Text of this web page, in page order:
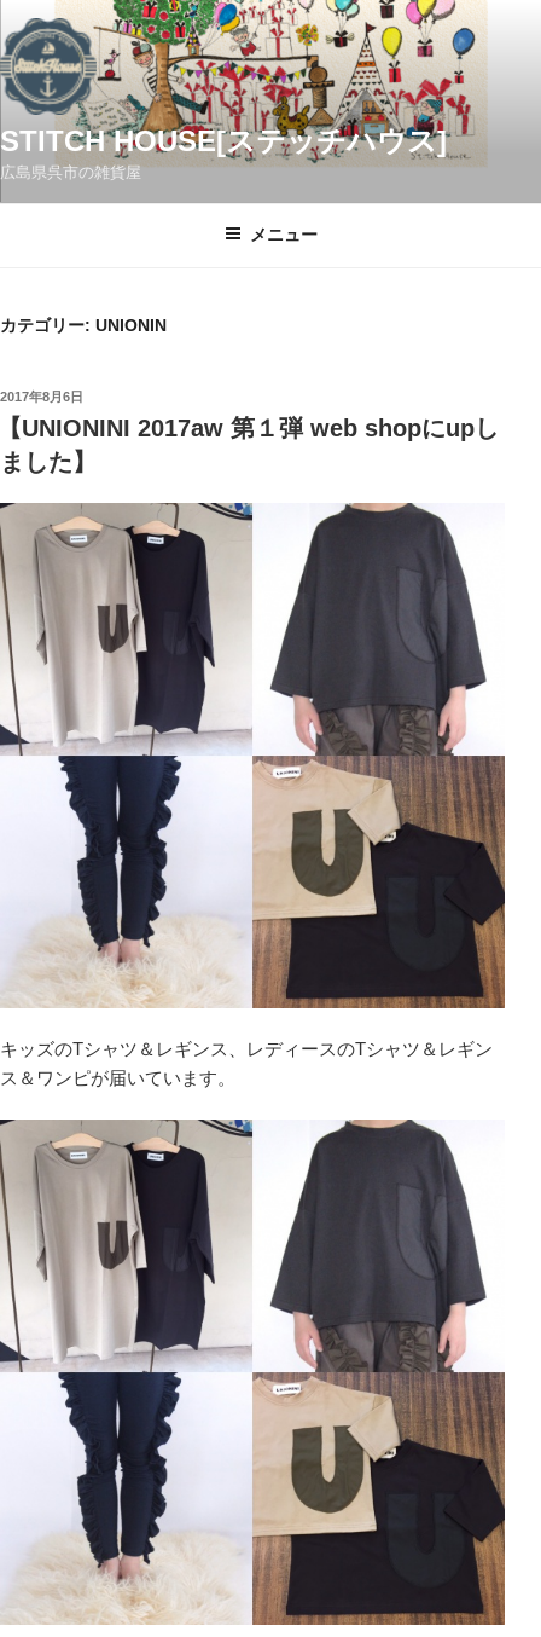
ン
テ
ン
ツ
へ
STITCH HOUSE[ステッチハウス]
広島県呉市の雑貨屋
メニュー
カテゴリー: UNIONIN
投
日:
2017年8月6日
UNIONINI 2017aw 第１弾 web shopにupし
ました】
キッズのTシャツ＆レギンス、レディースのTシャツ＆レギン
ス＆ワンピが届いています。